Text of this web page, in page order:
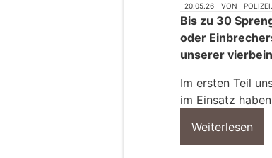
20.05.26 VON
Bis zu 30
oder
unserer
Im ersten Teil
im Einsatz
Weiterlesen